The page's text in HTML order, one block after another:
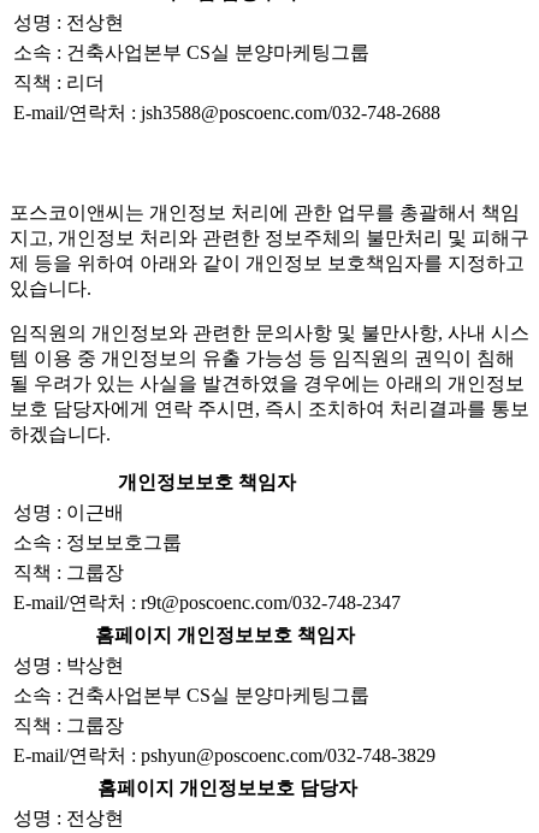
성명 : 전상현
소속 : 건축사업본부 CS실 분양마케팅그룹
직책 : 리더
E-mail/연락처 : jsh3588@poscoenc.com/032-748-2688
포스코이앤씨는 개인정보 처리에 관한 업무를 총괄해서 책임
지고, 개인정보 처리와 관련한 정보주체의 불만처리 및 피해구
제 등을 위하여 아래와 같이 개인정보 보호책임자를 지정하고
있습니다.
임직원의 개인정보와 관련한 문의사항 및 불만사항, 사내 시스
템 이용 중 개인정보의 유출 가능성 등 임직원의 권익이 침해
될 우려가 있는 사실을 발견하였을 경우에는 아래의 개인정보
보호 담당자에게 연락 주시면, 즉시 조치하여 처리결과를 통보
하겠습니다.
개인정보보호 책임자
성명 : 이근배
소속 : 정보보호그룹
직책 : 그룹장
E-mail/연락처 : r9t@poscoenc.com/032-748-2347
홈페이지 개인정보보호 책임자
성명 : 박상현
소속 : 건축사업본부 CS실 분양마케팅그룹
직책 : 그룹장
E-mail/연락처 : pshyun@poscoenc.com/032-748-3829
홈페이지 개인정보보호 담당자
성명 : 전상현